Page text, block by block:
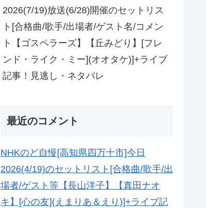
2026(7/19)放送(6/28)開催のセットリス
ト[合格曲/歌手/出場者/ゲスト名/コメン
ト【ゴスペラーズ】【丘みどり】[フレ
ンド・ライク・ミー](オオタケ)]+ライブ
記事！見逃し・ネタバレ
最近のコメント
NHKのど自慢[高知県四万十市]今日
2026(4/19)のセットリスト[合格曲/歌手/出
場者/ゲスト等【長山洋子】【真田ナオ
キ】[心の友](えまりあ＆えり)]+ライブ記